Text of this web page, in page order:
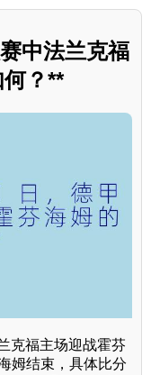
中法兰克福
？**
克福主场迎战霍芬
姆结束，具体比分